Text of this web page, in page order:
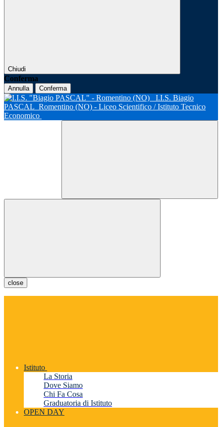
Chiudi
Conferma
Annulla Conferma
I.I.S. Biagio
PASCAL Romentino (NO) - Liceo Scientifico / Istituto Tecnico
Economico
close
Istituto
La Storia
Dove Siamo
Chi Fa Cosa
Graduatoria di Istituto
OPEN DAY